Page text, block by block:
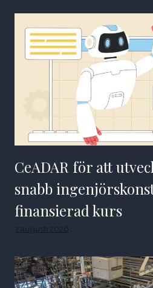
CeADAR för att
snabb
finansierad kurs
7 augusti 2026